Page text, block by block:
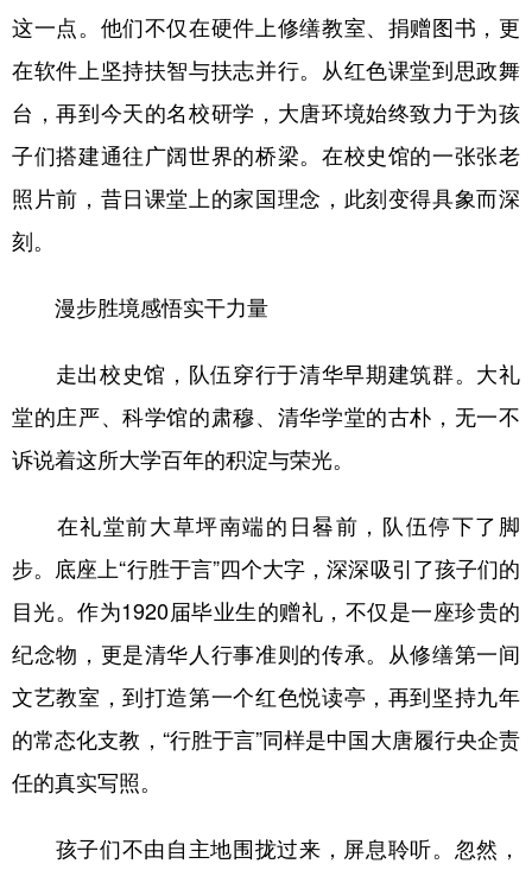
多语种频道
English Español Français عربى
这一点。他们不仅在硬件上修缮教室、捐赠图书，更
在软件上坚持扶智与扶志并行。从红色课堂到思政舞
台，再到今天的名校研学，大唐环境始终致力于为孩
子们搭建通往广阔世界的桥梁。在校史馆的一张张老
照片前，昔日课堂上的家国理念，此刻变得具象而深
刻。
漫步胜境感悟实干力量
走出校史馆，队伍穿行于清华早期建筑群。大礼
堂的庄严、科学馆的肃穆、清华学堂的古朴，无一不
诉说着这所大学百年的积淀与荣光。
在礼堂前大草坪南端的日晷前，队伍停下了脚
步。底座上“行胜于言”四个大字，深深吸引了孩子们的
目光。作为1920届毕业生的赠礼，不仅是一座珍贵的
纪念物，更是清华人行事准则的传承。从修缮第一间
文艺教室，到打造第一个红色悦读亭，再到坚持九年
的常态化支教，“行胜于言”同样是中国大唐履行央企责
任的真实写照。
孩子们不由自主地围拢过来，屏息聆听。忽然，